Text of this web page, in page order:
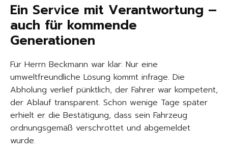
Ein Service mit Verantwortung –
auch für kommende
Generationen
Für Herrn Beckmann war klar: Nur eine
umweltfreundliche Lösung kommt infrage. Die
Abholung verlief pünktlich, der Fahrer war kompetent,
der Ablauf transparent. Schon wenige Tage später
erhielt er die Bestätigung, dass sein Fahrzeug
ordnungsgemäß verschrottet und abgemeldet
wurde.